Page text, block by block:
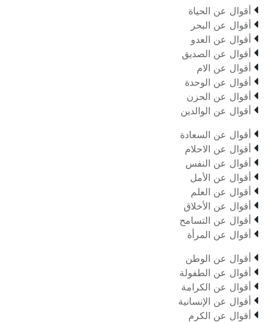
 أقوال عن الحياة
 أقوال عن البحر
 أقوال عن العدو
 أقوال عن الصديق
 أقوال عن الام
 أقوال عن الوحدة
 أقوال عن الحزن
 أقوال عن الوالدين
 أقوال عن السعادة
 أقوال عن الاحلام
 أقوال عن النفس
 أقوال عن الأمل
 أقوال عن العلم
 أقوال عن الأخلاق
 أقوال عن التسامح
 أقوال عن المرأة
 أقوال عن الوطن
 أقوال عن الطفولة
 أقوال عن الكرامة
 أقوال عن الإنسانية
 أقوال عن الكرم